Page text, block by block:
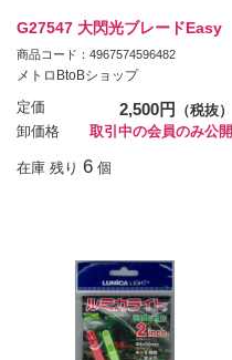
G27547 大閃光ブレードEasy
商品コード：4967574596482
メトロBtoBショップ
定価 2,500円
（税抜）
卸価格
取引中の会員のみ公開
在庫 残り 6 個